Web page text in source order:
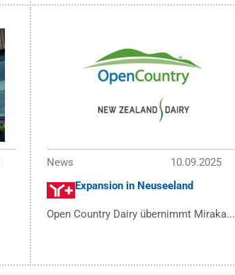
News
10.09.2025
Expansion in Neuseeland
Open Country Dairy übernimmt Miraka...